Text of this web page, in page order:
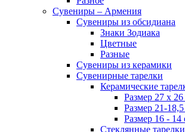
Сувениры – Армения
Сувениры из обсидиана
Знаки Зодиака
Цветные
Разные
Сувениры из керамики
Сувенирные тарелки
Керамические
Размер 27 х
Размер 21-
Размер 16 - 14
Стеклянные тарелки